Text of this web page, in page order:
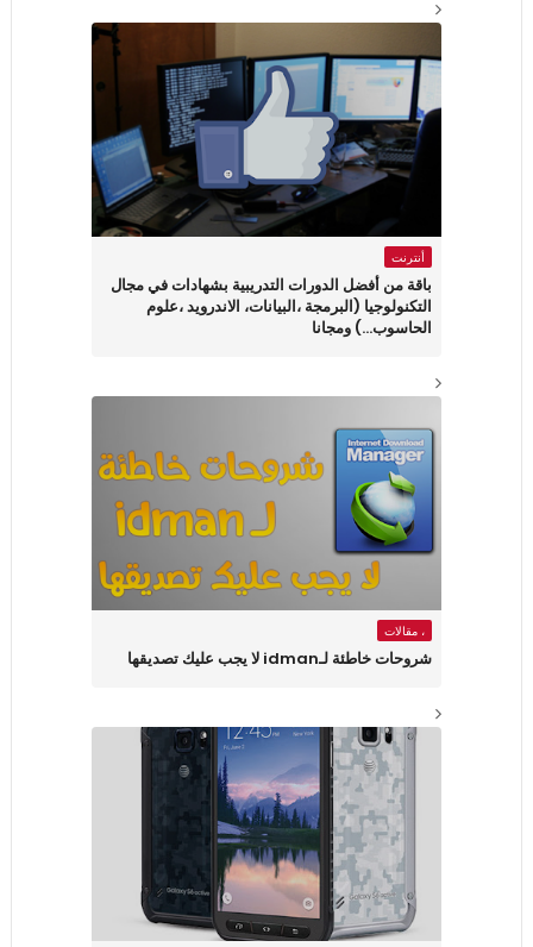
أنترنت
باقة من أفضل الدورات التدريبية بشهادات في مجال
التكنولوجيا (البرمجة ،البيانات، الاندرويد ،علوم
الحاسوب...) ومجانا
، مقالات
شروحات خاطئة لـidman لا يجب عليك تصديقها